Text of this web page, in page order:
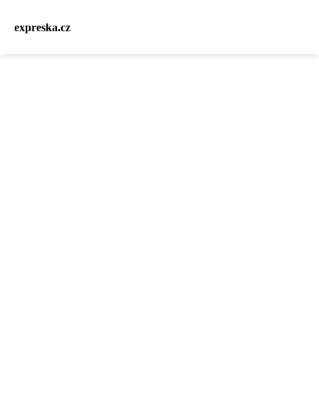
expreska.cz